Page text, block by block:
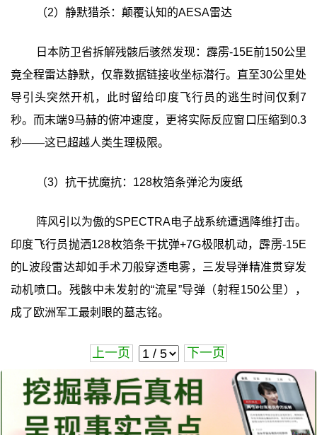
（2）静默猎杀：颠覆认知的AESA雷达
日本防卫省拆解残骸后骇然发现：霹雳-15E前150公里
竟全程雷达静默，仅靠数据链接收坐标潜行。直至30公里处
导引头突然开机，此时留给印度飞行员的逃生时间仅剩7
秒。而末端9马赫的俯冲速度，更将实际反应窗口压缩到0.3
秒——这已超越人类生理极限。
（3）抗干扰魔抗：128枚箔条弹沦为废纸
阵风引以为傲的SPECTRA电子战系统遭遇降维打击。
印度飞行员抛洒128枚箔条干扰弹+7G极限机动，霹雳-15E
的L波段雷达却如手术刀般穿透电雾，三发导弹精准贯穿发
动机喷口。残骸中未发射的“流星”导弹（射程150公里），
成了欧洲军工最刺眼的墓志铭。
上一页 下一页